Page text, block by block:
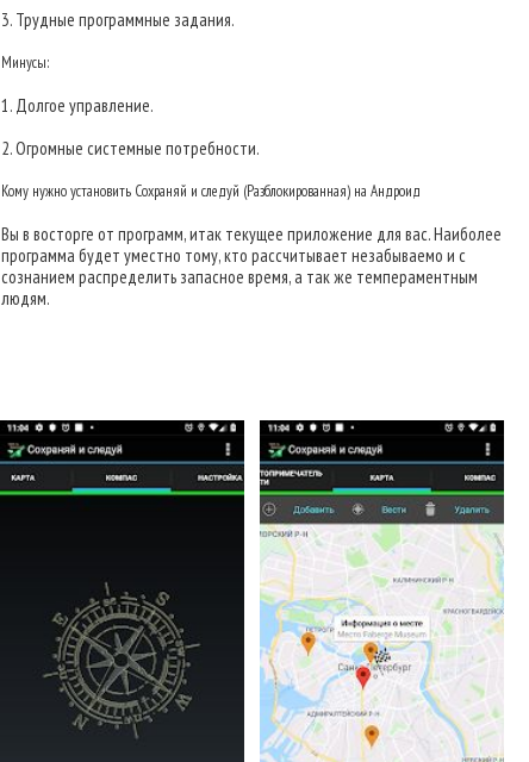
3. Трудные программные задания.
Минусы:
1. Долгое управление.
2. Огромные системные потребности.
Кому нужно установить Сохраняй и следуй (Разблокированная) на Андроид
Вы в восторге от программ, итак текущее приложение для вас. Наиболее
программа будет уместно тому, кто рассчитывает незабываемо и с
сознанием распределить запасное время, а так же темпераментным
людям.